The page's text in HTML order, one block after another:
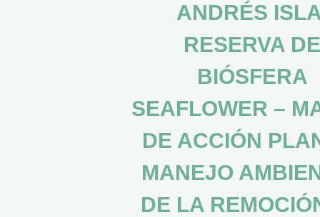
ANDRÉS
RESERVA
BIÓSFERA
SEAFLOWER –
DE ACCIÓN
MANEJO
DE LA